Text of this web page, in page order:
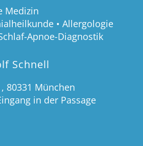
Medizin
• Allergologie
Apnoe-Diagnostik
Schnell
, 80331 München
in der Passage